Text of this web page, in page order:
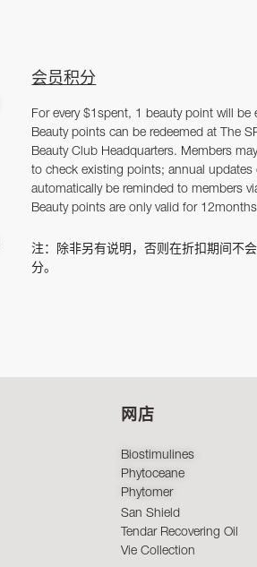
会员积分
For every $1spent, 1 beauty point will be
Beauty points can be redeemed at The
Beauty Club Headquarters. Members
to check existing points; annual updates
automatically be reminded to members
Beauty points are only valid for
注：除非另有说明，否则在折扣期间不
分。
网店
Biostimulines
Phytoceane
Phytomer
San Shield
Tendar Recovering Oil
Vie Collection